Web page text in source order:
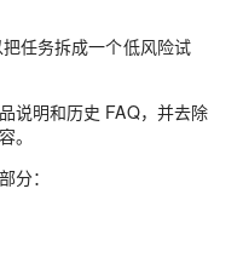
任务拆成一个低风险试
说明和历史 FAQ，并去除
。
分：